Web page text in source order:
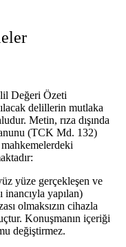
Değeri Özeti
delillerin mutlaka
Metin, rıza dışında
(TCK Md. 132)
mahkemelerdeki
yüze gerçekleşen ve
inancıyla yapılan)
olmaksızın cihazla
Konuşmanın içeriği
değiştirmez.